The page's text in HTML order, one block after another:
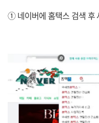
① 네이버에 홈택스 검색 후